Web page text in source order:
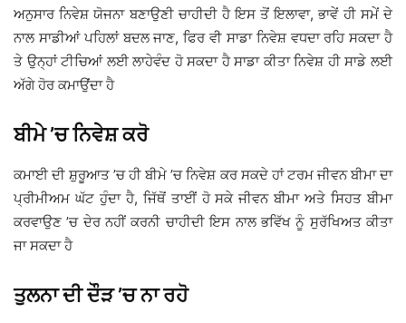
ਅਨੁਸਾਰ ਨਿਵੇਸ਼ ਯੋਜਨਾ ਬਣਾਉਣੀ ਚਾਹੀਦੀ ਹੈ ਇਸ ਤੋਂ ਇਲਾਵਾ, ਭਾਵੇਂ ਹੀ ਸਮੇਂ ਦੇ
ਨਾਲ ਸਾਡੀਆਂ ਪਹਿਲਾਂ ਬਦਲ ਜਾਣ, ਫਿਰ ਵੀ ਸਾਡਾ ਨਿਵੇਸ਼ ਵਧਦਾ ਰਹਿ ਸਕਦਾ ਹੈ
ਤੇ ਉਨ੍ਹਾਂ ਟੀਚਿਆਂ ਲਈ ਲਾਹੇਵੰਦ ਹੋ ਸਕਦਾ ਹੈ ਸਾਡਾ ਕੀਤਾ ਨਿਵੇਸ਼ ਹੀ ਸਾਡੇ ਲਈ
ਅੱਗੇ ਹੋਰ ਕਮਾਉਂਦਾ ਹੈ
ਬੀਮੇ ’ਚ ਨਿਵੇਸ਼ ਕਰੋ
ਕਮਾਈ ਦੀ ਸ਼ੁਰੂਆਤ ’ਚ ਹੀ ਬੀਮੇ ’ਚ ਨਿਵੇਸ਼ ਕਰ ਸਕਦੇ ਹਾਂ ਟਰਮ ਜੀਵਨ ਬੀਮਾ ਦਾ
ਪ੍ਰੀਮੀਅਮ ਘੱਟ ਹੁੰਦਾ ਹੈ, ਜਿੱਥੋਂ ਤਾਈਂ ਹੋ ਸਕੇ ਜੀਵਨ ਬੀਮਾ ਅਤੇ ਸਿਹਤ ਬੀਮਾ
ਕਰਵਾਉਣ ’ਚ ਦੇਰ ਨਹੀਂ ਕਰਨੀ ਚਾਹੀਦੀ ਇਸ ਨਾਲ ਭਵਿੱਖ ਨੂੰ ਸੁਰੱਖਿਅਤ ਕੀਤਾ
ਜਾ ਸਕਦਾ ਹੈ
ਤੁਲਨਾ ਦੀ ਦੌੜ ’ਚ ਨਾ ਰਹੋ